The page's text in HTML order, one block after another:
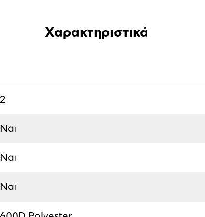
Χαρακτηριστικά
2
Ναι
Ναι
Ναι